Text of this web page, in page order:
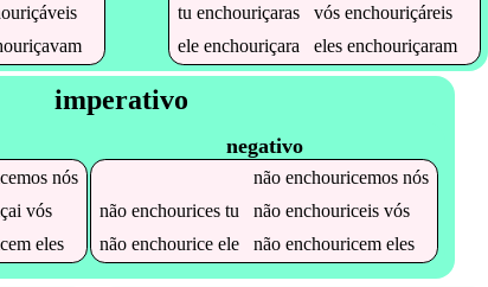
tuenchouriçaras vósenchouriçáreis
eleenchouriçara elesenchouriçaram
imperativo
nós
vós
eles
negativo
não enchouricemosnós
não enchouricestu não enchouriceisvós
não enchouriceele não enchouricemeles